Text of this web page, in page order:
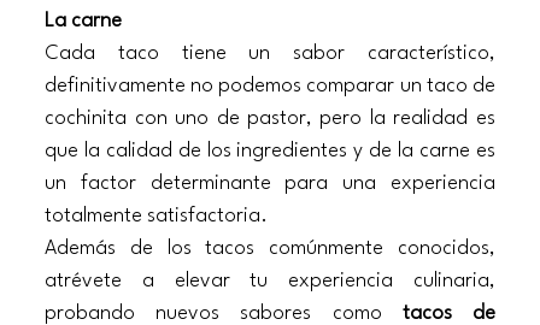
La carne
Cada taco tiene un sabor característico,
definitivamente no podemos comparar un taco de
cochinita con uno de pastor, pero la realidad es
que la calidad de los ingredientes y de la carne es
un factor determinante para una experiencia
totalmente satisfactoria.
Además de los tacos comúnmente conocidos,
atrévete a elevar tu experiencia culinaria,
probando nuevos sabores como tacos de